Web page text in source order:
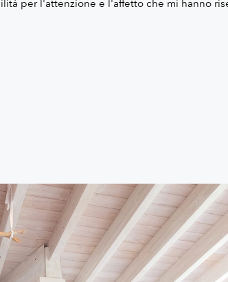
per l'attenzione e l'affetto che mi hanno